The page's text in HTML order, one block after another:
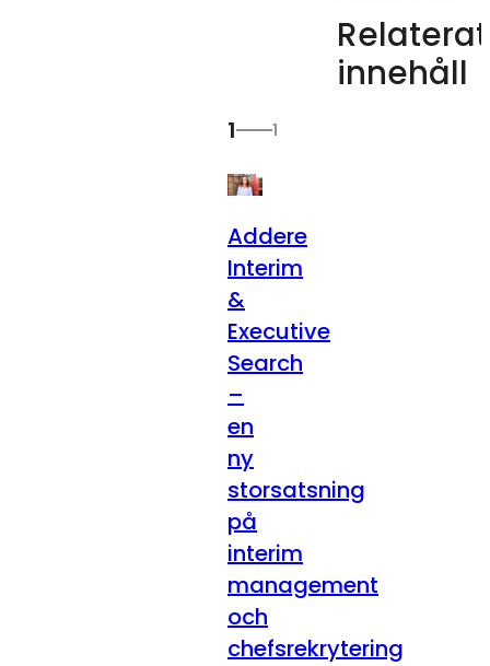
Relaterat
innehåll
1 1
Addere
Interim
&
Executive
Search
–
en
ny
storsatsning
på
interim
management
och
chefsrekrytering